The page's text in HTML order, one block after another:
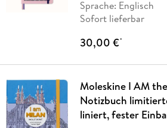
Sprache: Englisch
Sofort lieferbar
30,00 €*
Moleskine I AM
Notizbuch
liniert, fester